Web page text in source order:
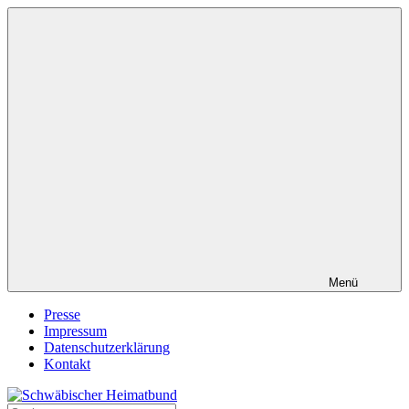
Zum
Menü
Presse
Impressum
Datenschutzerklärung
Kontakt